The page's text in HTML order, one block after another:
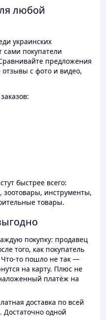
любой
украинских
сами покупатели
предложения
с фото и видео,
быстрее всего:
зоотовары, инструменты,
товары.
покупку: продавец
того, как покупатель
Что-то пошло не так —
на карту. Плюс не
платёж на
доставка по всей
Достаточно одной